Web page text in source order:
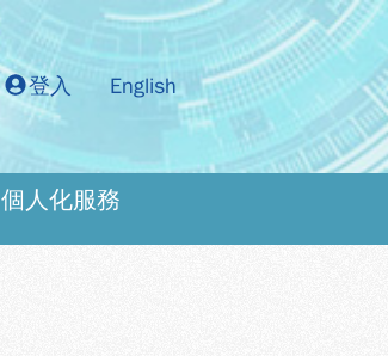
登入 English
個人化服務